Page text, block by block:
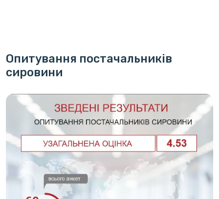
Опитування постачальників
сировини